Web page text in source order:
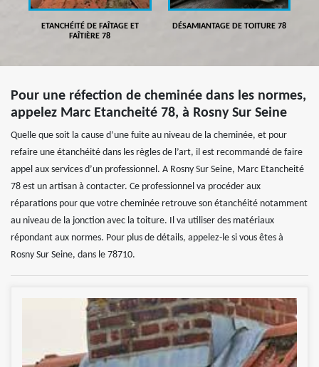
ETANCHÉITÉ DE FAÎTAGE ET
FAÎTIÈRE 78
DÉSAMIANTAGE DE TOITURE 78
Pour une réfection de cheminée dans les normes,
appelez Marc Etancheité 78, à Rosny Sur Seine
Quelle que soit la cause d’une fuite au niveau de la cheminée, et pour
refaire une étanchéité dans les règles de l’art, il est recommandé de faire
appel aux services d’un professionnel. A Rosny Sur Seine, Marc Etancheité
78 est un artisan à contacter. Ce professionnel va procéder aux
réparations pour que votre cheminée retrouve son étanchéité notamment
au niveau de la jonction avec la toiture. Il va utiliser des matériaux
répondant aux normes. Pour plus de détails, appelez-le si vous êtes à
Rosny Sur Seine, dans le 78710.